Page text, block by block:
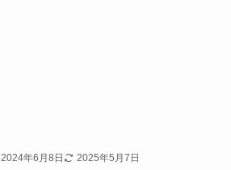
2024年6月8日 2025年5月7日